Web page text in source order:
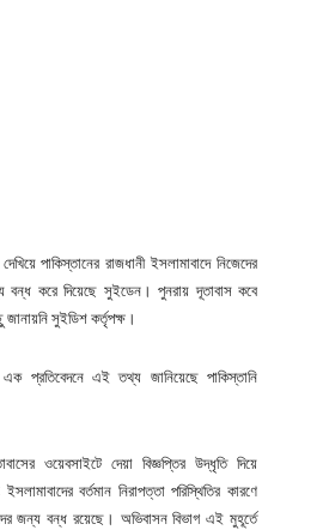
পাকিস্তানের রাজধানী ইসলামাবাদে নিজেদের
বন্ধ করে দিয়েছে সুইডেন। পুনরায় দূতাবাস কবে
জানায়নি সুইডিশ কর্তৃপক্ষ।
প্রতিবেদনে এই তথ্য জানিয়েছে পাকিস্তানি
ওয়েবসাইটে দেয়া বিজ্ঞপ্তির উদ্ধৃতি দিয়ে
বর্তমান নিরাপত্তা পরিস্থিতির কারণে
জন্য বন্ধ রয়েছে। অভিবাসন বিভাগ এই মুহূর্তে